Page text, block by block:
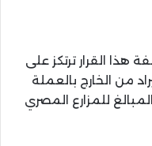
هذا القرار ترتكز على
من الخارج بالعملة
للمزارع المصري